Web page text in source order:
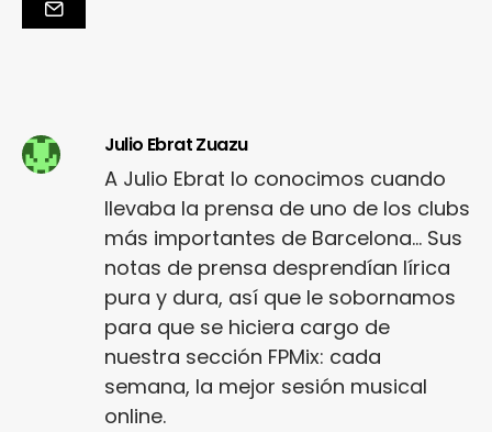
Julio Ebrat Zuazu
A Julio Ebrat lo conocimos cuando
llevaba la prensa de uno de los clubs
más importantes de Barcelona... Sus
notas de prensa desprendían lírica
pura y dura, así que le sobornamos
para que se hiciera cargo de
nuestra sección FPMix: cada
semana, la mejor sesión musical
online.